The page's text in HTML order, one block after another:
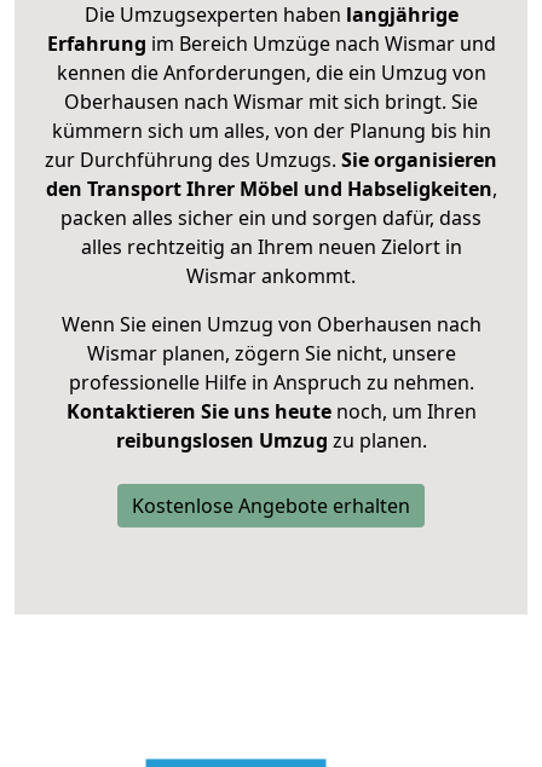
Die Umzugsexperten haben langjährige
Erfahrung im Bereich Umzüge nach Wismar und
kennen die Anforderungen, die ein Umzug von
Oberhausen nach Wismar mit sich bringt. Sie
kümmern sich um alles, von der Planung bis hin
zur Durchführung des Umzugs. Sie organisieren
den Transport Ihrer Möbel und Habseligkeiten,
packen alles sicher ein und sorgen dafür, dass
alles rechtzeitig an Ihrem neuen Zielort in
Wismar ankommt.
Wenn Sie einen Umzug von Oberhausen nach
Wismar planen, zögern Sie nicht, unsere
professionelle Hilfe in Anspruch zu nehmen.
Kontaktieren Sie uns heutenoch, um Ihren
reibungslosen Umzug zu planen.
Kostenlose Angebote erhalten